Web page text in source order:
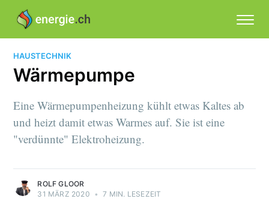
HAUSTECHNIK
Wärmepumpe
Eine Wärmepumpenheizung kühlt etwas Kaltes ab
und heizt damit etwas Warmes auf. Sie ist eine
"verdünnte" Elektroheizung.
ROLF GLOOR
31 MÄRZ 2020 • 7 MIN. LESEZEIT